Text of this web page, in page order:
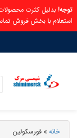
توجه!بدلیل کثرت محصولات
استعلام با بخش فروش
خانه» فورسکولین